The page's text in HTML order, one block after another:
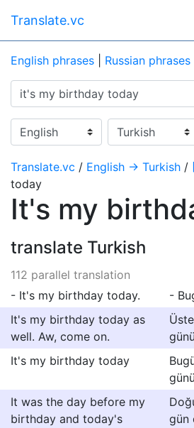
Translate.vc
English phrases Russian phrases
Translate.vc / English → Turkish /
today
It's my
translate Turkish
112 parallel translation
- It's my birthday today.
-
It's my birthday today as
well. Aw, come on.
It's my birthday today
It was the day before my
birthday and today's
gün